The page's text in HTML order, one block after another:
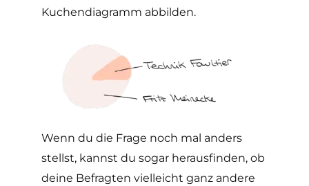
Kuchendiagramm abbilden.
Wenn du die Frage noch mal anders
stellst, kannst du sogar herausfinden, ob
deine Befragten vielleicht ganz andere